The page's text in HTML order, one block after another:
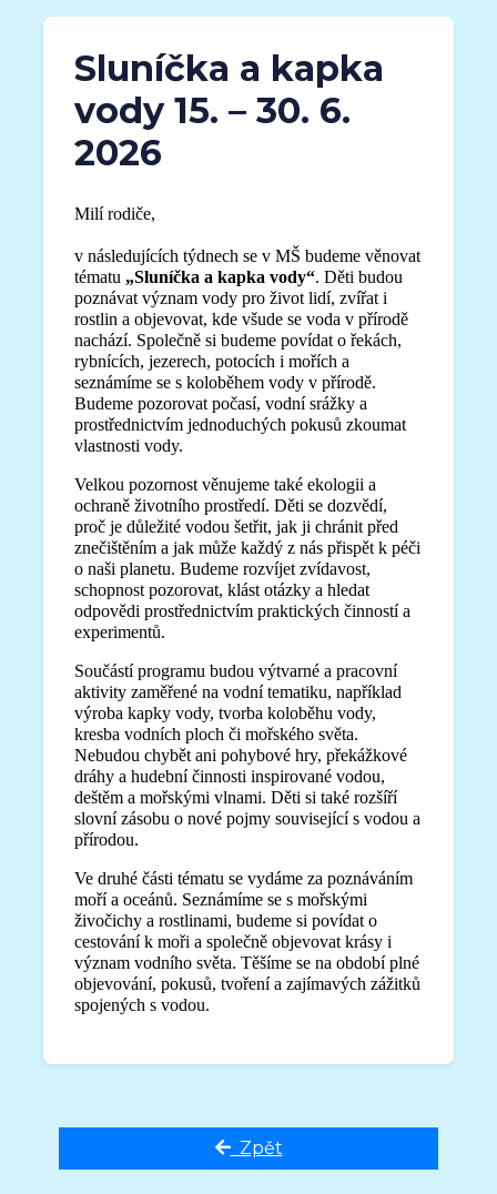
Sluníčka a kapka
vody 15. – 30. 6.
2026
Milí rodiče,
v následujících týdnech se v MŠ budeme věnovat
tématu „Sluníčka a kapka vody“. Děti budou
poznávat význam vody pro život lidí, zvířat i
rostlin a objevovat, kde všude se voda v přírodě
nachází. Společně si budeme povídat o řekách,
rybnících, jezerech, potocích i mořích a
seznámíme se s koloběhem vody v přírodě.
Budeme pozorovat počasí, vodní srážky a
prostřednictvím jednoduchých pokusů zkoumat
vlastnosti vody.
Velkou pozornost věnujeme také ekologii a
ochraně životního prostředí. Děti se dozvědí,
proč je důležité vodou šetřit, jak ji chránit před
znečištěním a jak může každý z nás přispět k péči
o naši planetu. Budeme rozvíjet zvídavost,
schopnost pozorovat, klást otázky a hledat
odpovědi prostřednictvím praktických činností a
experimentů.
Součástí programu budou výtvarné a pracovní
aktivity zaměřené na vodní tematiku, například
výroba kapky vody, tvorba koloběhu vody,
kresba vodních ploch či mořského světa.
Nebudou chybět ani pohybové hry, překážkové
dráhy a hudební činnosti inspirované vodou,
deštěm a mořskými vlnami. Děti si také rozšíří
slovní zásobu o nové pojmy související s vodou a
přírodou.
Ve druhé části tématu se vydáme za poznáváním
moří a oceánů. Seznámíme se s mořskými
živočichy a rostlinami, budeme si povídat o
cestování k moři a společně objevovat krásy i
význam vodního světa. Těšíme se na období plné
objevování, pokusů, tvoření a zajímavých zážitků
spojených s vodou.
Zpět